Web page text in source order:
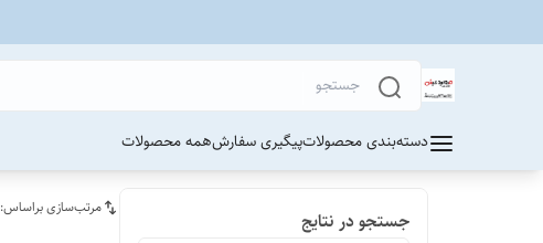
دسته‌بندی محصولاتپیگیری سفارشهمه محصولات
جستجو در نتایج
مرتب‌سازی براساس: